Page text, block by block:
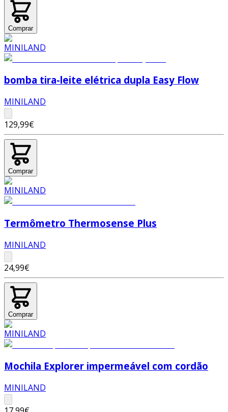
Comprar
bomba tira-leite elétrica dupla Easy Flow
MINILAND
129,99€
Comprar
Termômetro Thermosense Plus
MINILAND
24,99€
Comprar
Mochila Explorer impermeável com cordão
MINILAND